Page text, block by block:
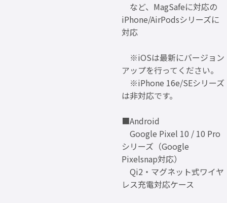
など、MagSafeに対応の
iPhone/AirPodsシリーズに
対応
※iOSは最新にバージョン
アップを行ってください。
※iPhone 16e/SEシリーズ
は非対応です。
■Android
Google Pixel 10 / 10 Pro
シリーズ（Google
Pixelsnap対応）
Qi2・マグネット式ワイヤ
レス充電対応ケース